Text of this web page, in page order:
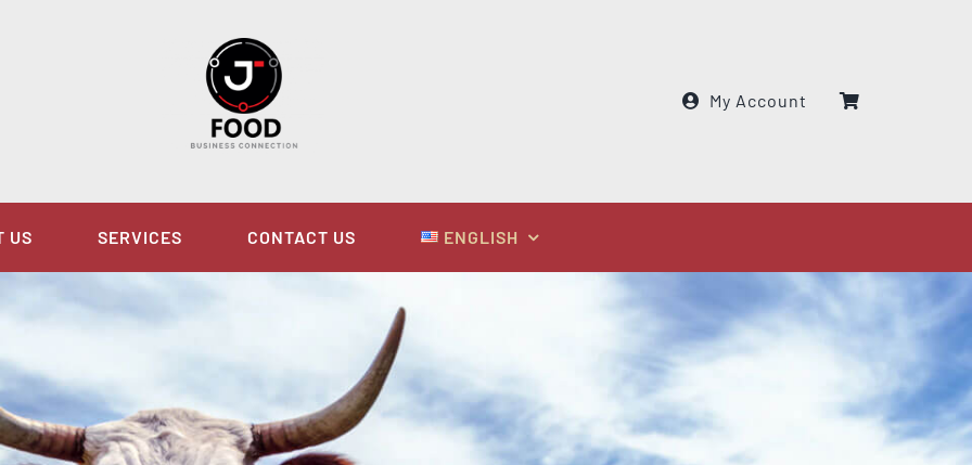
My Account
US SERVICES CONTACT US ENGLISH